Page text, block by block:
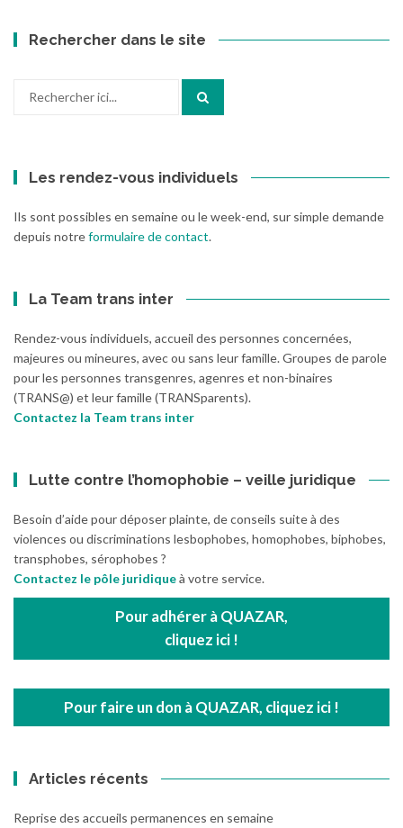
Rechercher dans le site
Les rendez-vous individuels
Ils sont possibles en semaine ou le week-end, sur simple demande
depuis notreformulaire de contact.
La Team trans inter
Rendez-vous individuels, accueil des personnes concernées,
majeures ou mineures, avec ou sans leur famille. Groupes de parole
pour les personnes transgenres, agenres et non-binaires
(TRANS@) et leur famille (TRANSparents).
Contactez la Team trans inter
Lutte contre l’homophobie – veille juridique
Besoin d’aide pour déposer plainte, de conseils suite à des
violences ou discriminations lesbophobes, homophobes, biphobes,
transphobes, sérophobes ?
Contactez le pôle juridiqueà votre service.
Pour adhérer à QUAZAR,
cliquez ici !
Pour faire un don à QUAZAR, cliquez ici !
Articles récents
Reprise des accueils permanences en semaine